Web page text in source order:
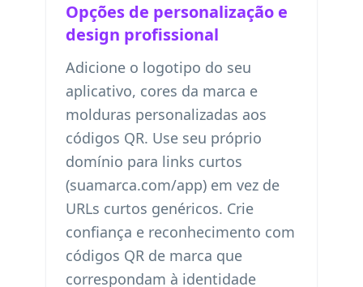
Opções de personalização e
design profissional
Adicione o logotipo do seu
aplicativo, cores da marca e
molduras personalizadas aos
códigos QR. Use seu próprio
domínio para links curtos
(suamarca.com/app) em vez de
URLs curtos genéricos. Crie
confiança e reconhecimento com
códigos QR de marca que
correspondam à identidade